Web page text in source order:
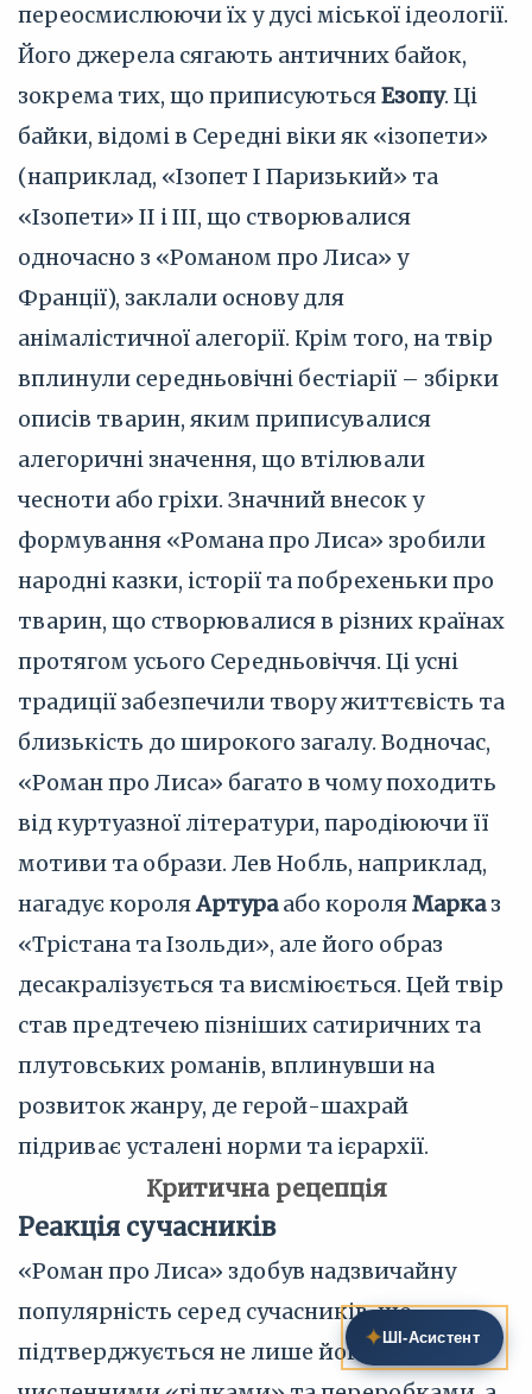
переосмислюючи їх у дусі міської ідеології.
Його джерела сягають античних байок,
зокрема тих, що приписуютьсяЕзопу. Ці
байки, відомі в Середні віки як «ізопети»
(наприклад, «Ізопет I Паризький» та
«Ізопети» II і III, що створювалися
одночасно з «Романом про Лиса» у
Франції), заклали основу для
анімалістичної алегорії. Крім того, на твір
вплинули середньовічні бестіарії – збірки
описів тварин, яким приписувалися
алегоричні значення, що втілювали
чесноти або гріхи. Значний внесок у
формування «Романа про Лиса» зробили
народні казки, історії та побрехеньки про
тварин, що створювалися в різних країнах
протягом усього Середньовіччя. Ці усні
традиції забезпечили твору життєвість та
близькість до широкого загалу. Водночас,
«Роман про Лиса» багато в чому походить
від куртуазної літератури, пародіюючи її
мотиви та образи. Лев Нобль, наприклад,
нагадує короляАртураабо короляМарказ
«Трістана та Ізольди», але його образ
десакралізується та висміюється. Цей твір
став предтечею пізніших сатиричних та
плутовських романів, вплинувши на
розвиток жанру, де герой-шахрай
підриває усталені норми та ієрархії.
Критична рецепція
Реакція сучасників
«Роман про Лиса» здобув надзвичайну
популярність серед сучасників, що
підтверджується не лише його
✦ ШІ‑Асистент